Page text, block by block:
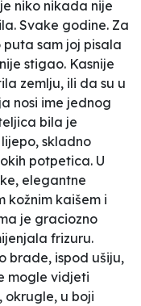
niko nikada nije
Svake godine. Za
sam joj pisala
stigao. Kasnije
zemlju, ili da su u
nosi ime jednog
bila je
skladno
potpetica. U
elegantne
kožnim kaišem i
je graciozno
frizuru.
brade, ispod ušiju,
mogle vidjeti
okrugle, u boji